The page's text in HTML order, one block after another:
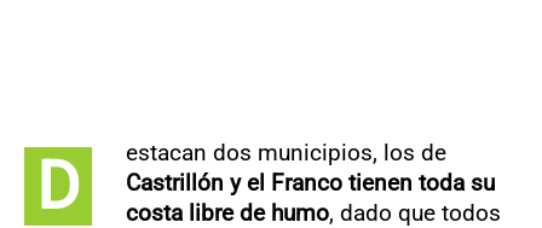
D
estacan dos municipios, los de
Castrillón y el Franco tienen toda su
costa libre de humo, dado que todos